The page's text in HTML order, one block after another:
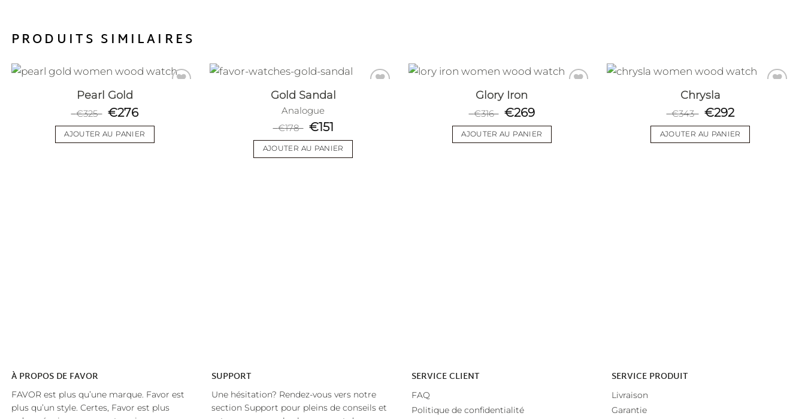
PRODUITS SIMILAIRES
Pearl Gold
€325 €276
AJOUTER AU PANIER
Gold Sandal
Analogue
€178 €151
AJOUTER AU PANIER
Glory Iron
€316 €269
AJOUTER AU PANIER
Chrysla
€343 €292
AJOUTER AU PANIER
À PROPOS DE FAVOR
FAVOR est plus qu’une marque. Favor est
plus qu’un style. Certes, Favor est plus
SUPPORT
Une hésitation? Rendez-vous vers notre
section Support pour pleins de conseils et
SERVICE CLIENT
FAQ
Politique de confidentialité
SERVICE PRODUIT
Livraison
Garantie